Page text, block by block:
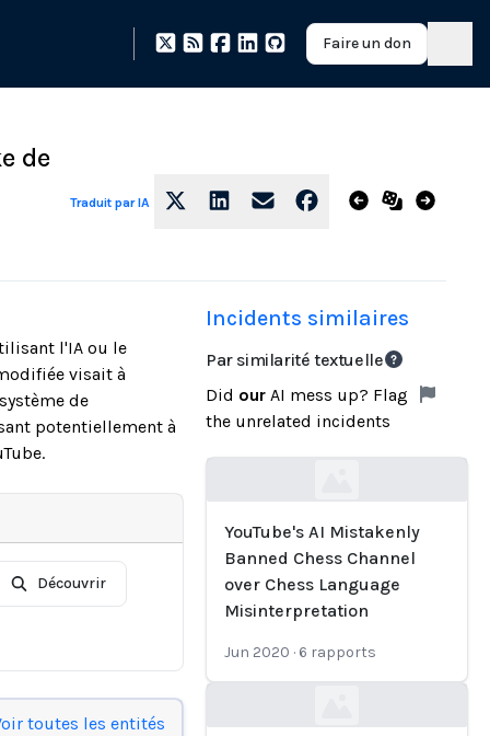
Faire un don
de
Traduit par IA
l'IA ou le
visait à
de
potentiellement à
Découvrir
toutes les entités
Incidents similaires
Par similarité textuelle
Did our AI mess up? Flag
the unrelated incidents
YouTube's AI Mistakenly
Banned Chess Channel
over Chess Language
Misinterpretation
Jun 2020 · 6 rapports